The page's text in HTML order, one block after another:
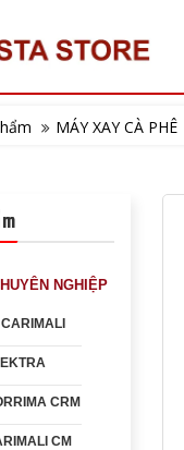
MÁY XAY CÀ PHÊ
NGHIỆP
CRM
CM